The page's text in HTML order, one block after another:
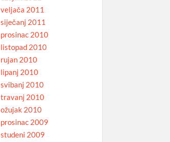
veljača 2011
siječanj 2011
prosinac 2010
listopad 2010
rujan 2010
lipanj 2010
svibanj 2010
travanj 2010
ožujak 2010
prosinac 2009
studeni 2009